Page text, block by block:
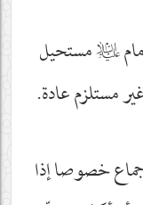
عليه‌السلاممستحيل
مستلزم عادة.
خصوصا إذا